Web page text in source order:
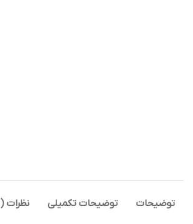
توضیحات توضیحات تکمیلی نظرات (0)